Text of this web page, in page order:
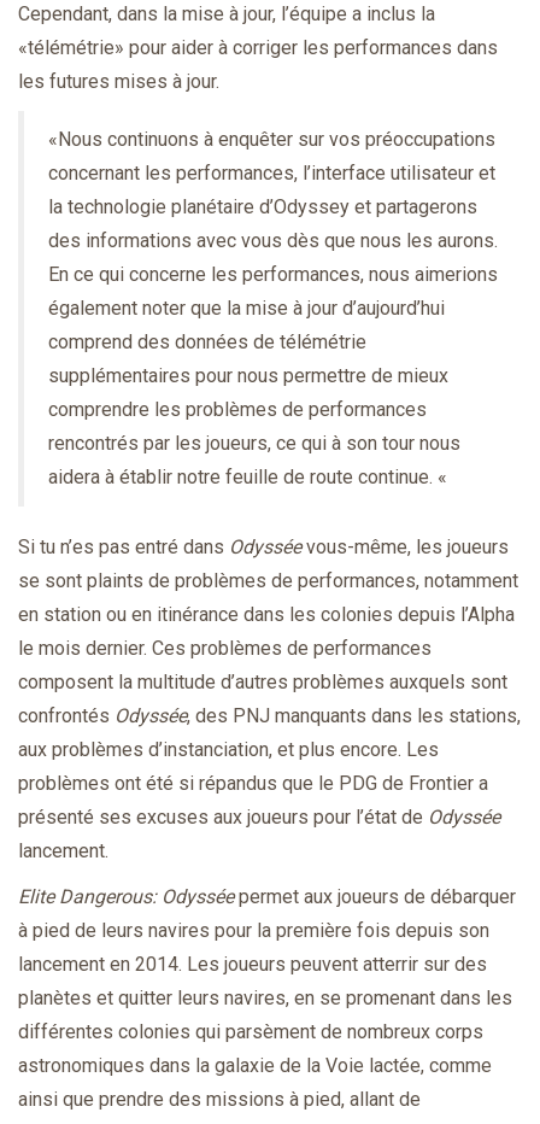
Cependant, dans la mise à jour, l’équipe a inclus la
«télémétrie» pour aider à corriger les performances dans
les futures mises à jour.
«Nous continuons à enquêter sur vos préoccupations
concernant les performances, l’interface utilisateur et
la technologie planétaire d’Odyssey et partagerons
des informations avec vous dès que nous les aurons.
En ce qui concerne les performances, nous aimerions
également noter que la mise à jour d’aujourd’hui
comprend des données de télémétrie
supplémentaires pour nous permettre de mieux
comprendre les problèmes de performances
rencontrés par les joueurs, ce qui à son tour nous
aidera à établir notre feuille de route continue. «
Si tu n’es pas entré dans Odysséevous-même, les joueurs
se sont plaints de problèmes de performances, notamment
en station ou en itinérance dans les colonies depuis l’Alpha
le mois dernier. Ces problèmes de performances
composent la multitude d’autres problèmes auxquels sont
confrontés Odyssée, des PNJ manquants dans les stations,
aux problèmes d’instanciation, et plus encore. Les
problèmes ont été si répandus que le PDG de Frontier a
présenté ses excuses aux joueurs pour l’état de Odyssée
lancement.
Elite Dangerous: Odysséepermet aux joueurs de débarquer
à pied de leurs navires pour la première fois depuis son
lancement en 2014. Les joueurs peuvent atterrir sur des
planètes et quitter leurs navires, en se promenant dans les
différentes colonies qui parsèment de nombreux corps
astronomiques dans la galaxie de la Voie lactée, comme
ainsi que prendre des missions à pied, allant de